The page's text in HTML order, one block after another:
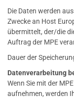
Die Daten werden
Zwecke an Host
übermittelt, der/die
Auftrag der MPE
Dauer der
Datenverarbeitung
Wenn Sie mit der
aufnehmen, werden